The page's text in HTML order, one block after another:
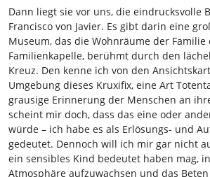
Dann liegt sie vor uns, die eindrucksvolle
Francisco von Javier. Es gibt darin eine
Museum, das die Wohnräume der
Familienkapelle, berühmt durch den
Kreuz. Den kenne ich von den
Umgebung dieses Kruxifix, eine Art
grausige Erinnerung der Menschen an
scheint mir doch, dass das eine oder
würde – ich habe es als Erlösungs- und
gedeutet. Dennoch will ich mir gar nicht
ein sensibles Kind bedeutet haben mag,
Atmosphäre aufzuwachsen und das